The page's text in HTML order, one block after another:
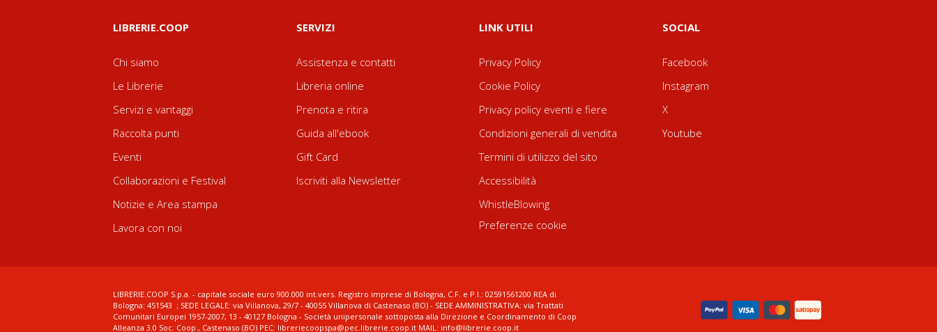
LIBRERIE.COOP
Chi siamo
Le Librerie
Servizi e vantaggi
Raccolta punti
Eventi
Collaborazioni e Festival
Notizie e Area stampa
Lavora con noi
SERVIZI
Assistenza e contatti
Libreria online
Prenota e ritira
Guida all'ebook
Gift Card
Iscriviti alla Newsletter
LINK UTILI
Privacy Policy
Cookie Policy
Privacy policy eventi e fiere
Condizioni generali di vendita
Termini di utilizzo del sito
Accessibilità
WhistleBlowing
Preferenze cookie
SOCIAL
Facebook
Instagram
X
Youtube
LIBRERIE.COOP S.p.a. - capitale sociale euro 900.000 int.vers. Registro imprese di Bologna, C.F. e P.I.: 02591561200 REA di
Bologna: 451543 ; SEDE LEGALE: via Villanova, 29/7 - 40055 Villanova di Castenaso (BO) - SEDE AMMINISTRATIVA: via Trattati
Comunitari Europei 1957-2007, 13 - 40127 Bologna - Società unipersonale sottoposta alla Direzione e Coordinamento di Coop
Alleanza 3.0 Soc. Coop., Castenaso (BO) PEC: libreriecoopspa@pec.librerie.coop.it MAIL: info@librerie.coop.it